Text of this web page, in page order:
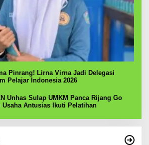
Pinrang! Lirna Virna Jadi Delegasi
Pelajar Indonesia 2026
Unhas Sulap UMKM Panca Rijang Go
Usaha Antusias Ikuti Pelatihan